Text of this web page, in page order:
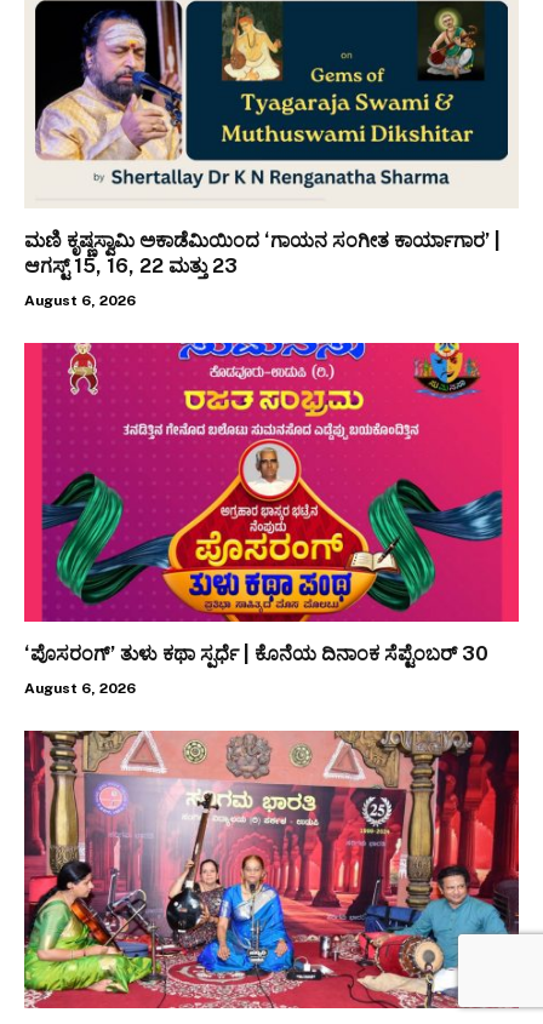
ಮಣಿ ಕೃಷ್ಣಸ್ವಾಮಿ ಅಕಾಡೆಮಿಯಿಂದ ‘ಗಾಯನ ಸಂಗೀತ ಕಾರ್ಯಾಗಾರ’ |
ಆಗಸ್ಟ್ 15, 16, 22 ಮತ್ತು 23
August 6, 2026
‘ಪೊಸರಂಗ್’ ತುಳು ಕಥಾ ಸ್ಪರ್ಧೆ | ಕೊನೆಯ ದಿನಾಂಕ ಸೆಪ್ಟೆಂಬರ್ 30
August 6, 2026